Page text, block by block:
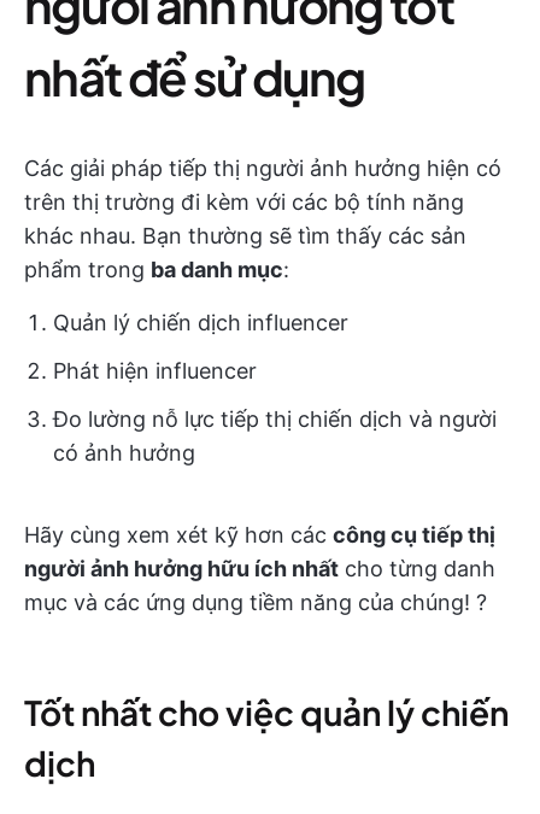
nhất để sử dụng
Các giải pháp tiếp thị người ảnh hưởng hiện có
trên thị trường đi kèm với các bộ tính năng
khác nhau. Bạn thường sẽ tìm thấy các sản
phẩm trong ba danh mục:
Quản lý chiến dịch influencer
Phát hiện influencer
Đo lường nỗ lực tiếp thị chiến dịch và người
có ảnh hưởng
Hãy cùng xem xét kỹ hơn các công cụ tiếp thị
người ảnh hưởng hữu ích nhất cho từng danh
mục và các ứng dụng tiềm năng của chúng! ?
Tốt nhất cho việc quản lý chiến
dịch